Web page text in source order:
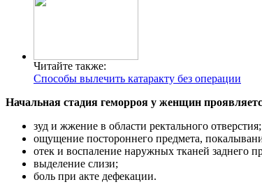
Читайте также:
Способы вылечить катаракту без операции
Начальная стадия геморроя у женщин
зуд и жжение в области ректального отверстия;
ощущение постороннего предмета,
отек и воспаление наружных тканей заднего
выделение слизи;
боль при акте дефекации.